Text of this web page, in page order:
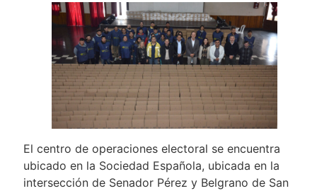
El centro de operaciones electoral se encuentra
ubicado en la Sociedad Española, ubicada en la
intersección de Senador Pérez y Belgrano de San